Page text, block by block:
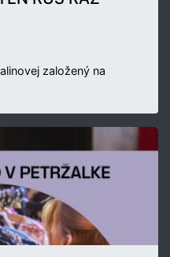
založený na